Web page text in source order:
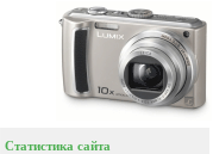
Статистика сайта